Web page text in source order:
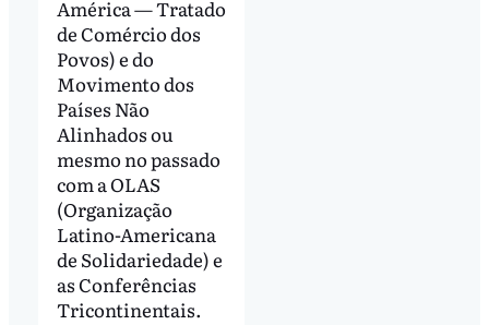
América — Tratado
de Comércio dos
Povos) e do
Movimento dos
Países Não
Alinhados ou
mesmo no passado
com a OLAS
(Organização
Latino-Americana
de Solidariedade) e
as Conferências
Tricontinentais.